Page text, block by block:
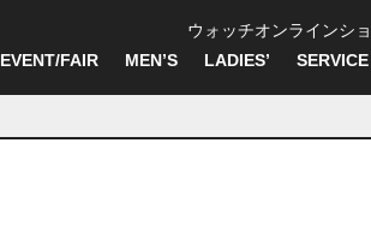
ウォッチオンラインシ
EVENT/FAIR
MEN’S LADIES’ SERVICE